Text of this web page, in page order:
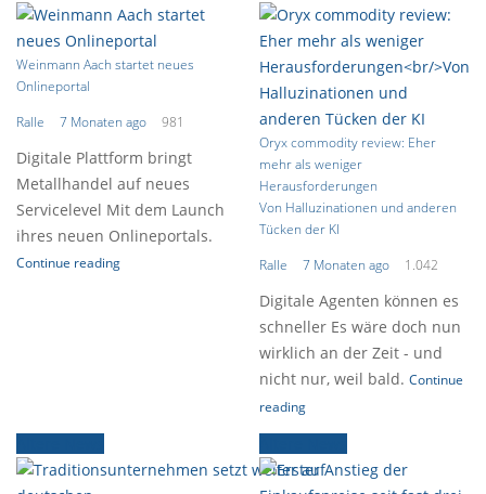
Weinmann Aach startet neues
Onlineportal
Ralle
7 Monaten ago 981
Digitale Plattform bringt
Metallhandel auf neues
Servicelevel Mit dem Launch
ihres neuen Onlineportals.
Continue reading
Oryx commodity review: Eher
mehr als weniger
Herausforderungen
Von Halluzinationen und anderen
Tücken der KI
Ralle
7 Monaten ago 1.042
Digitale Agenten können es
schneller Es wäre doch nun
wirklich an der Zeit - und
nicht nur, weil bald. Continue
reading